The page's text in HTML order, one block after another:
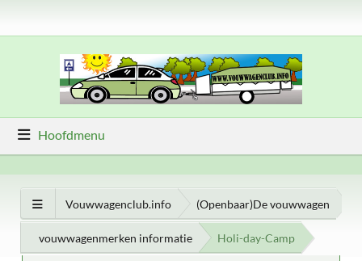
Hoofdmenu
Vouwwagenclub.info (Openbaar)De vouwwagen
vouwwagenmerken informatie Holi-day-Camp